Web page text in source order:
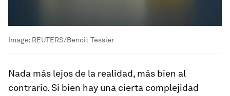
Image: REUTERS/Benoit Tessier
Nada más lejos de la realidad, más bien al
contrario. Si bien hay una cierta complejidad